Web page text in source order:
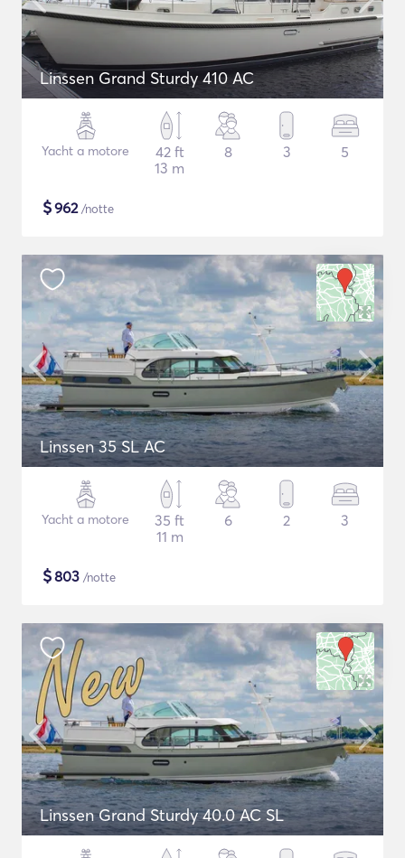
Linssen Grand Sturdy 410 AC
Yacht a motore
42 ft
13 m
8 3 5
$962/notte
Linssen 35 SL AC
Yacht a motore
35 ft
11 m
6 2 3
$803 /notte
Linssen Grand Sturdy 40.0 AC SL